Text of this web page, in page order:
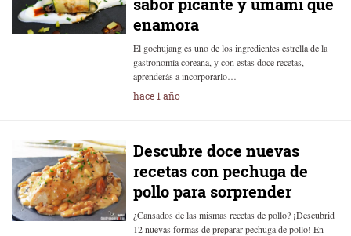
enamora
El gochujang es uno de los ingredientes estrella de la
gastronomía coreana, y con estas doce recetas,
aprenderás a incorporarlo…
hace 1 año
Descubre doce nuevas
recetas con pechuga de
pollo para sorprender
¿Cansados de las mismas recetas de pollo? ¡Descubrid
12 nuevas formas de preparar pechuga de pollo! En